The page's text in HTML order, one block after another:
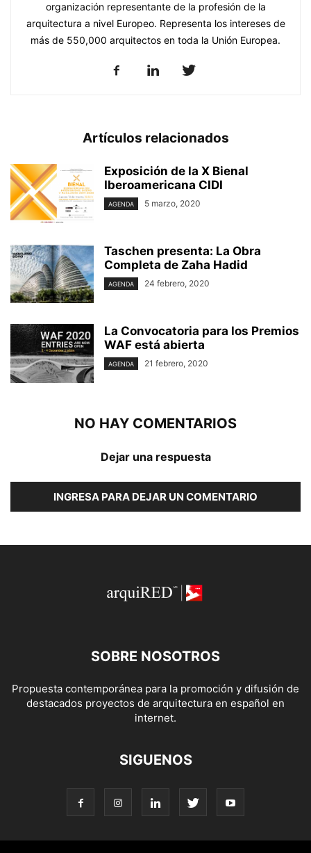
organización representante de la profesión de la
arquitectura a nivel Europeo. Representa los intereses de
más de 550,000 arquitectos en toda la Unión Europea.
Artículos relacionados
Exposición de la X Bienal
Iberoamericana CIDI
AGENDA 5 marzo, 2020
Taschen presenta: La Obra
Completa de Zaha Hadid
AGENDA 24 febrero, 2020
La Convocatoria para los Premios
WAF está abierta
AGENDA 21 febrero, 2020
NO HAY COMENTARIOS
Dejar una respuesta
INGRESA PARA DEJAR UN COMENTARIO
SOBRE NOSOTROS
Propuesta contemporánea para la promoción y difusión de
destacados proyectos de arquitectura en español en
internet.
SIGUENOS